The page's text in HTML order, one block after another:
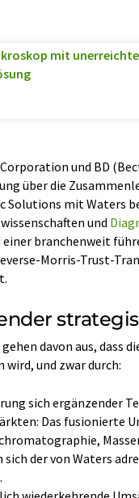
mit
und BD
über die
Solutions mit Waters
und
branchenweit
Morris-Trust-
davon aus, dass
wird, und zwar durch:
sich ergänzender
Das fusionierte
sich der von Waters